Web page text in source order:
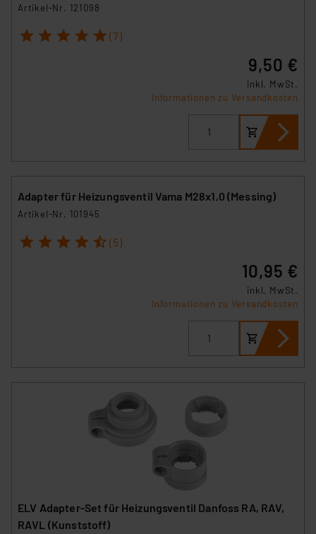
Artikel-Nr. 121098
1 2 3 4 5 (7)
9,50 €
inkl. MwSt.
Informationen zu Versandkosten
Adapter für Heizungsventil Vama M28x1,0 (Messing)
Artikel-Nr. 101945
1 2 3 4 5 (5)
10,95 €
inkl. MwSt.
Informationen zu Versandkosten
ELV Adapter-Set für Heizungsventil Danfoss RA, RAV,
RAVL (Kunststoff)